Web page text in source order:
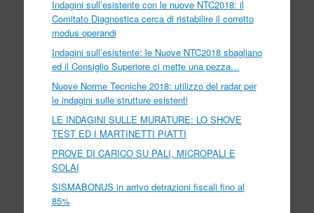
Indagini sull’esistente con le nuove NTC2018: il
Comitato Diagnostica cerca di ristabilire il corretto
modus operandi
Indagini sull’esistente: le Nuove NTC2018 sbagliano
ed il Consiglio Superiore ci mette una pezza…
Nuove Norme Tecniche 2018: utilizzo del radar per
le indagini sulle strutture esistenti
LE INDAGINI SULLE MURATURE: LO SHOVE
TEST ED I MARTINETTI PIATTI
PROVE DI CARICO SU PALI, MICROPALI E
SOLAI
SISMABONUS in arrivo detrazioni fiscali fino al
85%